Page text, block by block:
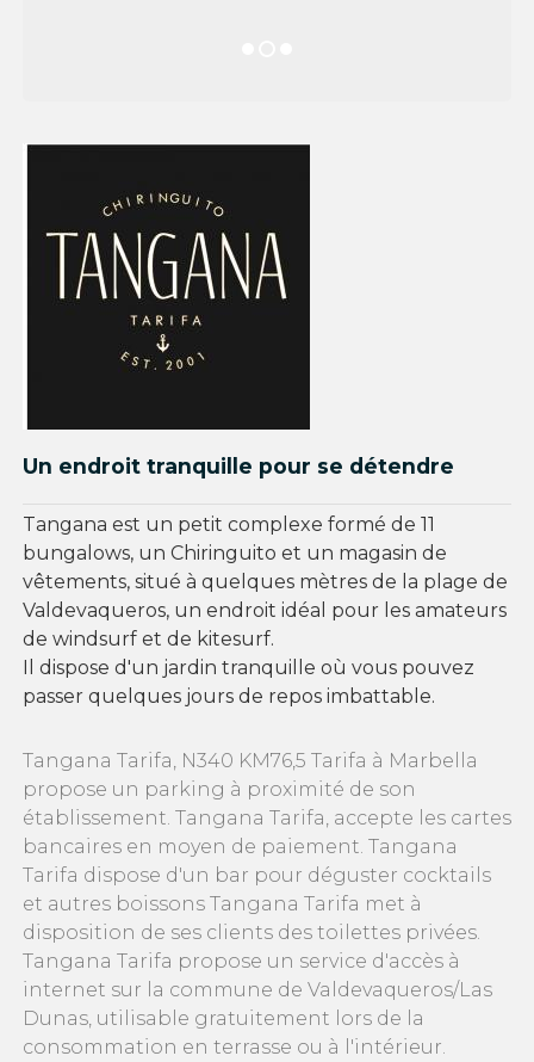
Un endroit tranquille pour se détendre
Tangana est un petit complexe formé de 11
bungalows, un Chiringuito et un magasin de
vêtements, situé à quelques mètres de la plage de
Valdevaqueros, un endroit idéal pour les amateurs
de windsurf et de kitesurf.
Il dispose d'un jardin tranquille où vous pouvez
passer quelques jours de repos imbattable.
Tangana Tarifa, N340 KM76,5 Tarifa à Marbella
propose un parking à proximité de son
établissement. Tangana Tarifa, accepte les cartes
bancaires en moyen de paiement. Tangana
Tarifa dispose d'un bar pour déguster cocktails
et autres boissons Tangana Tarifa met à
disposition de ses clients des toilettes privées.
Tangana Tarifa propose un service d'accès à
internet sur la commune de Valdevaqueros/Las
Dunas, utilisable gratuitement lors de la
consommation en terrasse ou à l'intérieur.